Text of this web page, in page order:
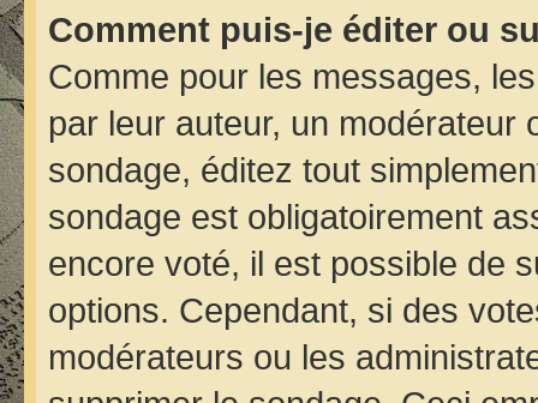
Comment puis-je éditer ou
Comme pour les messages,
par leur auteur, un modérateur
sondage, éditez tout
sondage est obligatoirement
encore voté, il est possible de
options. Cependant, si des
modérateurs ou les